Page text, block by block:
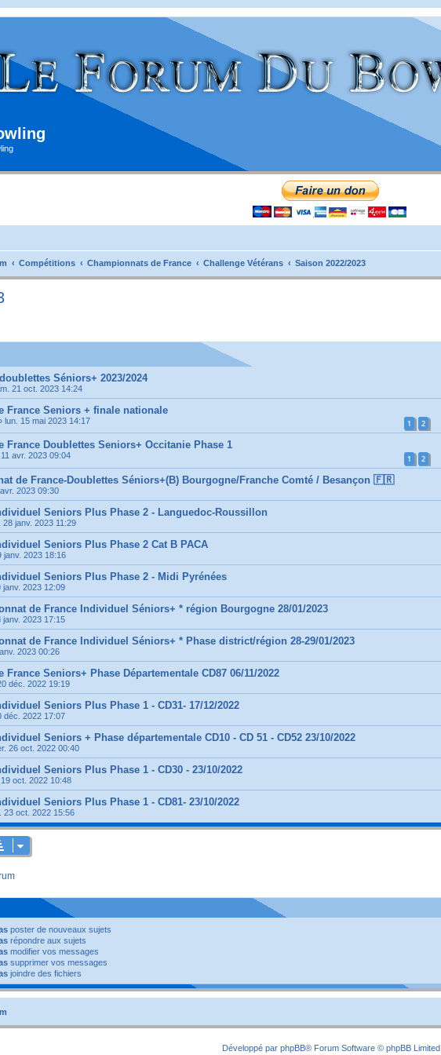
Compétitions Championnats de France Challenge Vétérans Saison 2022/2023
Séniors+ 2023/2024
21 oct. 2023 14:24
France Seniors + finale nationale
lun. 15 mai 2023 14:17 1 2
France Doublettes Seniors+ Occitanie Phase 1
avr. 2023 09:04 1 2
de France-Doublettes Séniors+(B) Bourgogne/Franche Comté / Besançon 🇫🇷
2023 09:30
Seniors Plus Phase 2 - Languedoc-Roussillon
28 janv. 2023 11:29
Seniors Plus Phase 2 Cat B PACA
janv. 2023 18:16
Seniors Plus Phase 2 - Midi Pyrénées
janv. 2023 12:09
de France Individuel Séniors+ * région Bourgogne 28/01/2023
janv. 2023 17:15
de France Individuel Séniors+ * Phase district/région 28-29/01/2023
2023 00:26
France Seniors+ Phase Départementale CD87 06/11/2022
déc. 2022 19:19
Seniors Plus Phase 1 - CD31- 17/12/2022
déc. 2022 17:07
Seniors + Phase départementale CD10 - CD 51 - CD52 23/10/2022
26 oct. 2022 00:40
Seniors Plus Phase 1 - CD30 - 23/10/2022
oct. 2022 10:48
Seniors Plus Phase 1 - CD81- 23/10/2022
23 oct. 2022 15:56
poster de nouveaux sujets
répondre aux sujets
modifier vos messages
supprimer vos messages
joindre des fichiers
Développé par phpBB® Forum Software © phpBB Limited